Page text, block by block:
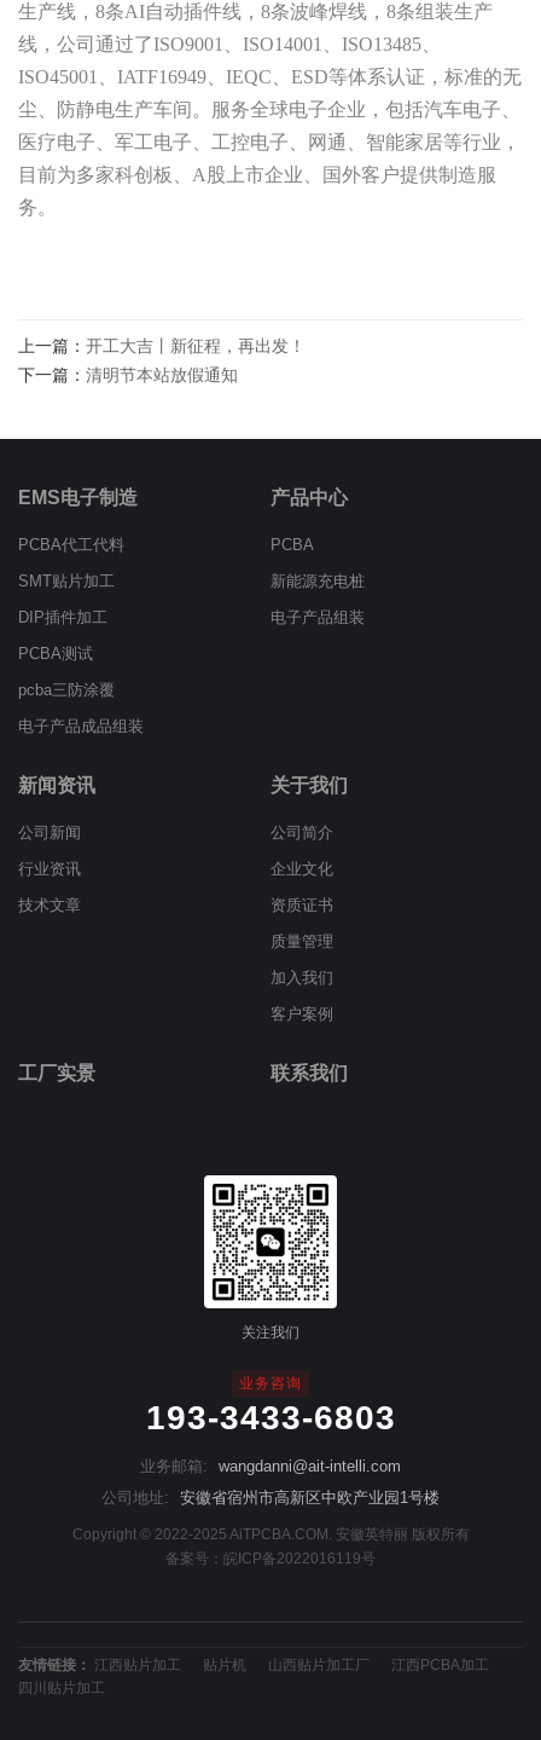
生产线，8条AI自动插件线，8条波峰焊线，8条组装生产
线，公司通过了ISO9001、ISO14001、ISO13485、
ISO45001、IATF16949、IEQC、ESD等体系认证，标准的无
尘、防静电生产车间。服务全球电子企业，包括汽车电子、
医疗电子、军工电子、工控电子、网通、智能家居等行业，
目前为多家科创板、A股上市企业、国外客户提供制造服
务。
上一篇： 开工大吉丨新征程，再出发！
下一篇： 清明节本站放假通知
EMS电子制造
PCBA代工代料
SMT贴片加工
DIP插件加工
PCBA测试
pcba三防涂覆
电子产品成品组装
产品中心
PCBA
新能源充电桩
电子产品组装
新闻资讯
公司新闻
行业资讯
技术文章
关于我们
公司简介
企业文化
资质证书
质量管理
加入我们
客户案例
工厂实景 联系我们
业务咨询
193-3433-6803
业务邮箱:
wangdanni@ait-intelli.com
公司地址:
安徽省宿州市高新区中欧产业园1号楼
Copyright © 2022-2025 AiTPCBA.COM. 安徽英特丽 版权所有
备案号： 皖ICP备2022016119号
关注我们
友情链接： 江西贴片加工 贴片机 山西贴片加工厂
江西PCBA加工
四川贴片加工